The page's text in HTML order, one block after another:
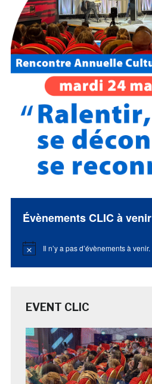
Évènements CLIC à venir
Notice Il n’y a pas d’évènements à venir.
EVENT CLIC